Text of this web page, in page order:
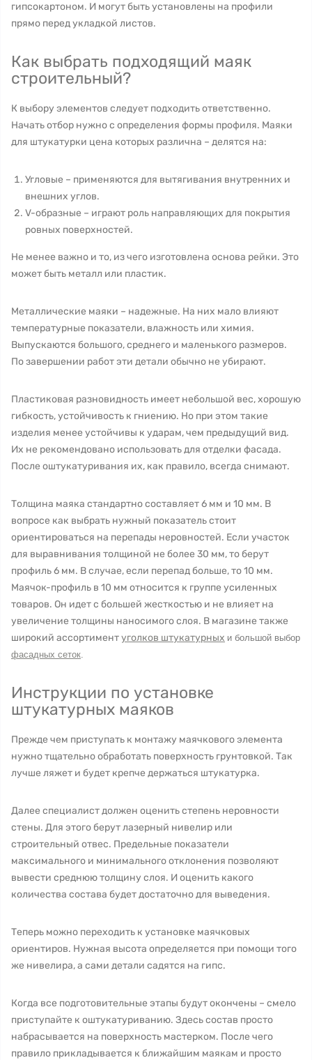
гипсокартоном. И могут быть установлены на профили
прямо перед укладкой листов.
Как выбрать подходящий маяк
строительный?
К выбору элементов следует подходить ответственно.
Начать отбор нужно с определения формы профиля. Маяки
для штукатурки цена которых различна – делятся на:
Угловые – применяются для вытягивания внутренних и
внешних углов.
V-образные – играют роль направляющих для покрытия
ровных поверхностей.
Не менее важно и то, из чего изготовлена основа рейки. Это
может быть металл или пластик.
Металлические маяки – надежные. На них мало влияют
температурные показатели, влажность или химия.
Выпускаются большого, среднего и маленького размеров.
По завершении работ эти детали обычно не убирают.
Пластиковая разновидность имеет небольшой вес, хорошую
гибкость, устойчивость к гниению. Но при этом такие
изделия менее устойчивы к ударам, чем предыдущий вид.
Их не рекомендовано использовать для отделки фасада.
После оштукатуривания их, как правило, всегда снимают.
Толщина маяка стандартно составляет 6 мм и 10 мм. В
вопросе как выбрать нужный показатель стоит
ориентироваться на перепады неровностей. Если участок
для выравнивания толщиной не более 30 мм, то берут
профиль 6 мм. В случае, если перепад больше, то 10 мм.
Маячок-профиль в 10 мм относится к группе усиленных
товаров. Он идет с большей жесткостью и не влияет на
увеличение толщины наносимого слоя. В магазине также
широкий ассортиментуголков штукатурных и большой выбор
фасадных сеток.
Инструкции по установке
штукатурных маяков
Прежде чем приступать к монтажу маячкового элемента
нужно тщательно обработать поверхность грунтовкой. Так
лучше ляжет и будет крепче держаться штукатурка.
Далее специалист должен оценить степень неровности
стены. Для этого берут лазерный нивелир или
строительный отвес. Предельные показатели
максимального и минимального отклонения позволяют
вывести среднюю толщину слоя. И оценить какого
количества состава будет достаточно для выведения.
Теперь можно переходить к установке маячковых
ориентиров. Нужная высота определяется при помощи того
же нивелира, а сами детали садятся на гипс.
Когда все подготовительные этапы будут окончены – смело
приступайте к оштукатуриванию. Здесь состав просто
набрасывается на поверхность мастерком. После чего
правило прикладывается к ближайшим маякам и просто